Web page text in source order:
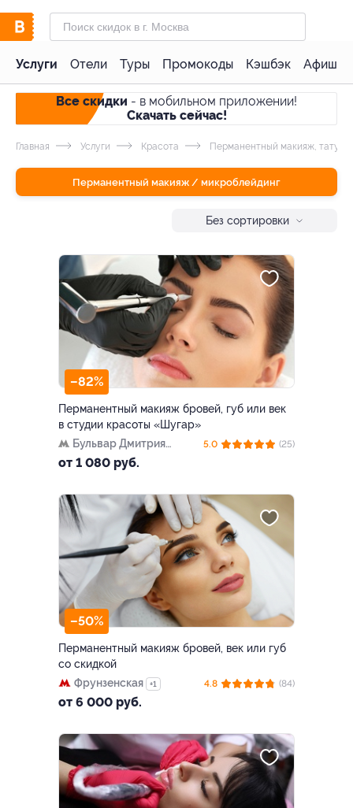
Услуги Отели Туры Промокоды Кэшбэк Афиша
Все скидки - в мобильном приложении!
Скачать сейчас!
Главная Услуги Красота Перманентный макияж, тату и
Перманентный макияж / микроблейдинг
Без сортировки
–82%
Перманентный макияж бровей, губ или век
в студии красоты «Шугар»
Бульвар Дмитрия
Донского
от 1 080 руб.
5.0 (25)
–50%
Перманентный макияж бровей, век или губ
со скидкой
Фрунзенская
+1
от 6 000 руб.
4.8 (84)